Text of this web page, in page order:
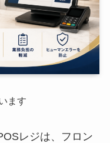
ます
レジは、フロン